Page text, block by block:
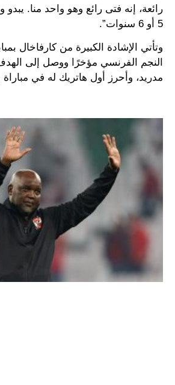
رائعة، إنه فتى رائع وهو واحد منا. يبدو
5 أو 6 سنوات”.
وتأتي الإشادة الكبيرة من كارفاخال
مدريد، وأحرز أول هاتريك له في مباراة